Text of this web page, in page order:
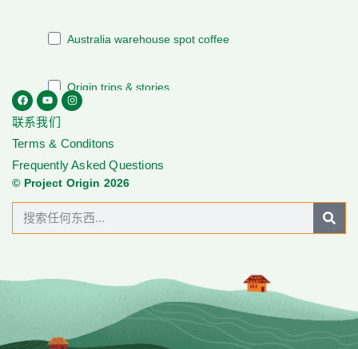
联系我们
Terms & Conditons
Frequently Asked Questions
© Project Origin 2026